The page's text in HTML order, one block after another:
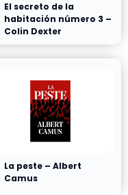
El secreto de la
habitación número 3 –
Colin Dexter
La peste – Albert
Camus